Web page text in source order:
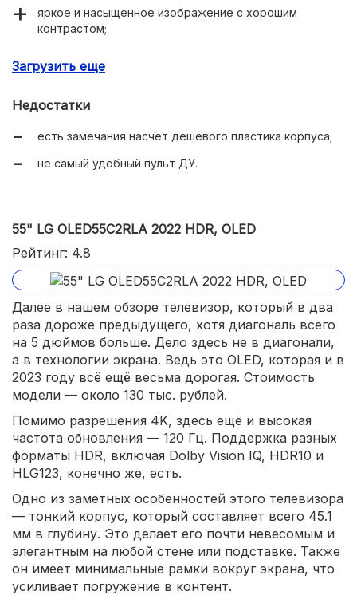
яркое и насыщенное изображение с хорошим
контрастом;
низкий Input Lag (важно для видеоигр);
относительно доступная цена на фоне остальных
Загрузить еще
Недостатки
есть замечания насчёт дешёвого пластика корпуса;
не самый удобный пульт ДУ.
55" LG OLED55C2RLA 2022 HDR, OLED
Рейтинг: 4.8
Далее в нашем обзоре телевизор, который в два
раза дороже предыдущего, хотя диагональ всего
на 5 дюймов больше. Дело здесь не в диагонали,
а в технологии экрана. Ведь это OLED, которая и в
2023 году всё ещё весьма дорогая. Стоимость
модели — около 130 тыс. рублей.
Помимо разрешения 4K, здесь ещё и высокая
частота обновления — 120 Гц. Поддержка разных
форматы HDR, включая Dolby Vision IQ, HDR10 и
HLG123, конечно же, есть.
Одно из заметных особенностей этого телевизора
— тонкий корпус, который составляет всего 45.1
мм в глубину. Это делает его почти невесомым и
элегантным на любой стене или подставке. Также
он имеет минимальные рамки вокруг экрана, что
усиливает погружение в контент.